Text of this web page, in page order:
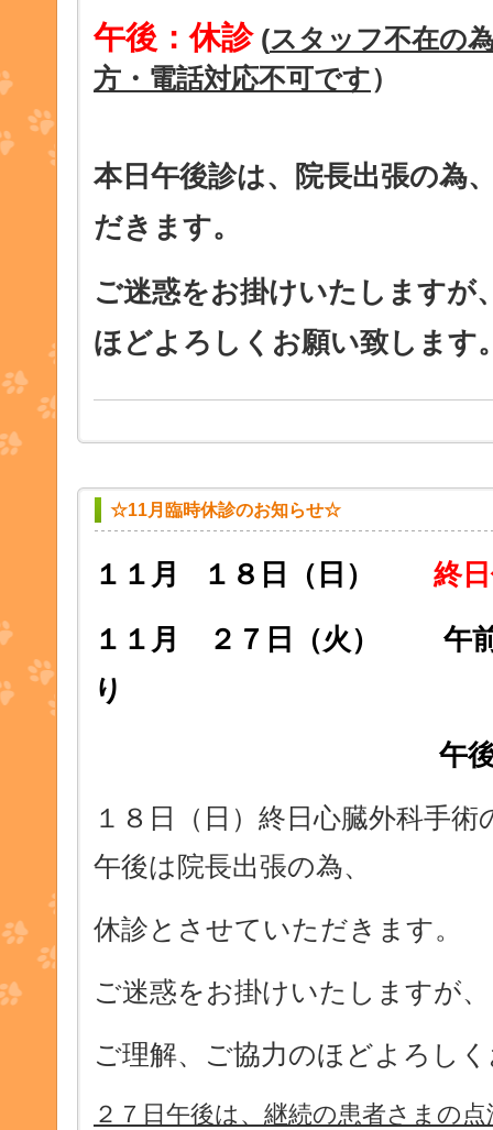
午後：休診 (スタッフ不在の
方・電話対応不可です）
本日午後診は、院長出張の為
だきます。
ご迷惑をお掛けいたしますが
ほどよろしくお願い致します
☆11月臨時休診のお知らせ☆
１１月 １８日（日） 終
１１月 ２７日（火）
午前
り
午後
１８日（日）終日心臓外科手術
午後は院長出張の為、
休診とさせていただきます。
ご迷惑をお掛けいたしますが、
ご理解、ご協力のほどよろし
２７日午後は、継続の患者さまの